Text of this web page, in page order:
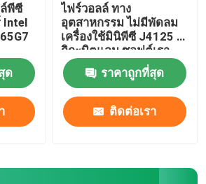
กรรม
พีซี
Intel
ด
ไฟร์วอลล์ ทาง
อุตสาหกรรม ไม่มีพัดลม
เครื่องใช้มินิพีซี J4125 4
กิกะบิตแลน ซอฟต์เรา
เตอร์ รองรับ PFsense
ราคาถูกที่สุด
ติดต่อเรา